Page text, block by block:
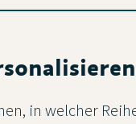
in welcher